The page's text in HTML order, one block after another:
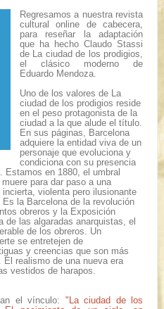
Regresamos a nuestra revista
cultural online de cabecera,
para reseñar la adaptación
que ha hecho Claudo Stassi
de La ciudad de los prodigios,
el clásico moderno de
Eduardo Mendoza.
Uno de los valores de La
ciudad de los prodigios reside
en el peso protagonista de la
ciudad a la que alude el título.
En sus páginas, Barcelona
adquiere la entidad viva de un
personaje que evoluciona y
condiciona con su presencia
Estamos en 1880, el umbral
para dar paso a una
violenta pero ilusionante
la Barcelona de la revolución
obreros y la Exposición
de las algaradas anarquistas, el
de los obreros. Un
se entretejen de
y creencias que son más
realismo de una nueva era
vestidos de harapos.
el vínculo: "La ciudad de los